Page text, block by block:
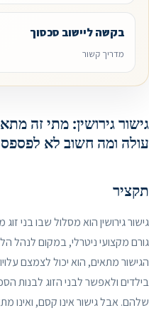
בקשה ליישוב סכסוך
מדריך קשור
גישור גירושין: מתי זה
עולה ומה חשוב לא לפספס
תקציר
גישור גירושין הוא מסלול שבו בני
גורם מקצועי ניטרלי, במקום לנהל
הגישור מתאים, הוא יכול לצמצם
בילדים ולאפשר לבני הזוג לבנות
שלהם. אבל גישור אינו קסם, ואינו